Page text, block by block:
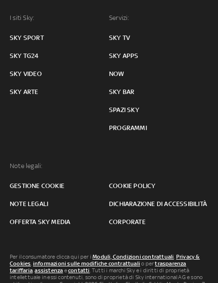
I siti Sky:
SKY SPORT
SKY TG24
SKY VIDEO
SKY ARTE
Servizi:
SKY TV
SKY APPS
NOW
SKY BAR
SPAZI SKY
PROGRAMMI
Note legali:
GESTIONE COOKIE COOKIE POLICY
NOTE LEGALI DICHIARAZIONE DI ACCESSIBILITÀ
OFFERTA SKY MEDIA CORPORATE
Per il consumatore clicca qui per iModuli, Condizioni contrattuali, Privacy &
Cookies, informazioni sulle modifiche contrattuali o pertrasparenza
tariffaria,assistenza econtatti. Tutti i marchi Sky e i diritti di proprietà
intellettuale in essi contenuti, sono di proprietà di Sky international AG e sono